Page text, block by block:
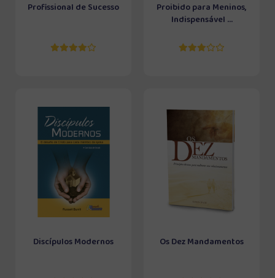
Profissional de Sucesso
Proibido para Meninos,
Indispensável ...
Discípulos Modernos Os Dez Mandamentos